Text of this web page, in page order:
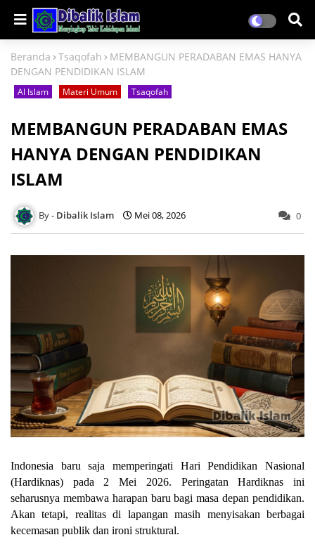
Beranda Tsaqofah
MEMBANGUN PERADABAN EMAS HANYA
DENGAN PENDIDIKAN ISLAM
Al Islam Materi Umum Tsaqofah
MEMBANGUN PERADABAN EMAS
HANYA DENGAN PENDIDIKAN
ISLAM
Dibalik Islam Mei 08, 2026 0
Indonesia baru saja memperingati Hari Pendidikan Nasional
(Hardiknas) pada 2 Mei 2026. Peringatan Hardiknas ini
seharusnya membawa harapan baru bagi masa depan pendidikan.
Akan tetapi, realitas di lapangan masih menyisakan berbagai
kecemasan publik dan ironi struktural.